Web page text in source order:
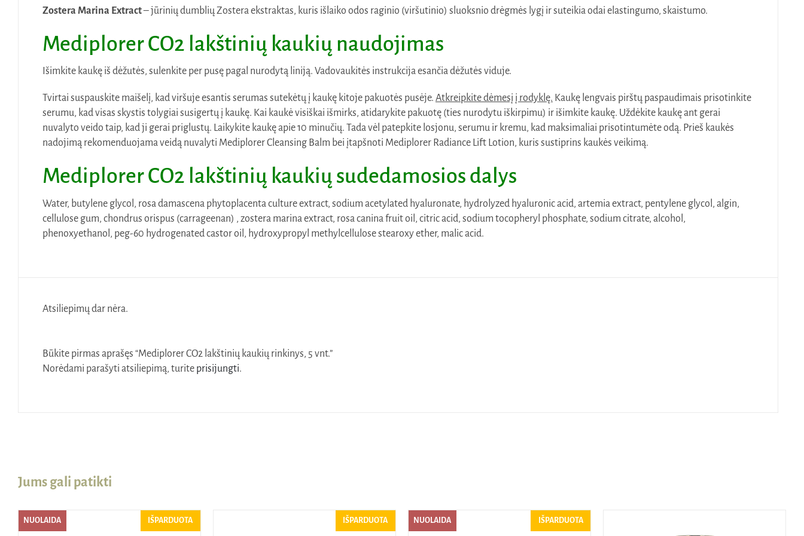
Zostera Marina Extract– jūrinių dumblių Zostera ekstraktas, kuris išlaiko odos raginio (viršutinio) sluoksnio drėgmės lygį ir suteikia odai elastingumo, skaistumo.
Mediplorer CO2 lakštinių kaukių naudojimas
Išimkite kaukę iš dėžutės, sulenkite per pusę pagal nurodytą liniją. Vadovaukitės instrukcija esančia dėžutės viduje.
Tvirtai suspauskite maišelį, kad viršuje esantis serumas sutekėtų į kaukę kitoje pakuotės pusėje. Atkreipkite dėmesį į rodyklę. Kaukę lengvais pirštų paspaudimais prisotinkite
serumu, kad visas skystis tolygiai susigertų į kaukę. Kai kaukė visiškai išmirks, atidarykite pakuotę (ties nurodytu iškirpimu) ir išimkite kaukę. Uždėkite kaukę ant gerai
nuvalyto veido taip, kad ji gerai priglustų. Laikykite kaukę apie 10 minučių. Tada vėl patepkite losjonu, serumu ir kremu, kad maksimaliai prisotintumėte odą. Prieš kaukės
nadojimą rekomenduojama veidą nuvalyti Mediplorer Cleansing Balm bei įtapšnoti Mediplorer Radiance Lift Lotion, kuris sustiprins kaukės veikimą.
Mediplorer CO2 lakštinių kaukių sudedamosios dalys
Water, butylene glycol, rosa damascena phytoplacenta culture extract, sodium acetylated hyaluronate, hydrolyzed hyaluronic acid, artemia extract, pentylene glycol, algin,
cellulose gum, chondrus orispus (carrageenan) , zostera marina extract, rosa canina fruit oil, citric acid, sodium tocopheryl phosphate, sodium citrate, alcohol,
phenoxyethanol, peg-60 hydrogenated castor oil, hydroxypropyl methylcellulose stearoxy ether, malic acid.
Atsiliepimų dar nėra.
Būkite pirmas aprašęs “Mediplorer CO2 lakštinių kaukių rinkinys, 5 vnt.”
Norėdami parašyti atsiliepimą, turite prisijungti.
Jums gali patikti
NUOLAIDA IŠPARDUOTA IŠPARDUOTA NUOLAIDA IŠPARDUOTA